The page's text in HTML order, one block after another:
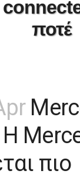
ποτέ
Η
πιο